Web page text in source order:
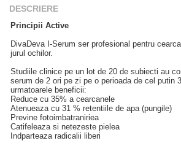
DESCRIERE
Principii Active
DivaDeva I-Serum ser profesional pentru
jurul ochilor.
Studiile clinice pe un lot de 20 de subiecti au
serum de 2 ori pe zi pe o perioada de cel putin
urmatoarele beneficii:
Reduce cu 35% a cearcanele
Atenueaza cu 31 % retentiile de apa (pungile)
Previne fotoimbatraniriea
Catifeleaza si netezeste pielea
Indparteaza radicalii liberi